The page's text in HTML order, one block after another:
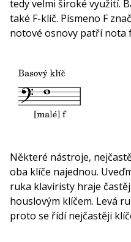
tedy velmi široké využití.
také F-klíč. Písmeno F
notové osnovy patří nota
Některé nástroje,
oba klíče najednou.
ruka klavíristy hraje
houslovým klíčem. Levá
proto se řídí nejčastěji